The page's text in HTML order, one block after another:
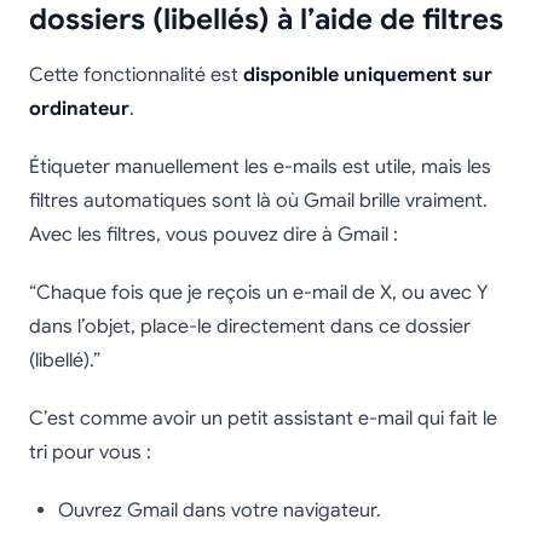
dossiers (libellés) à l’aide de filtres
Cette fonctionnalité est disponible uniquement sur
ordinateur.
Étiqueter manuellement les e-mails est utile, mais les
filtres automatiques sont là où Gmail brille vraiment.
Avec les filtres, vous pouvez dire à Gmail :
“Chaque fois que je reçois un e-mail de X, ou avec Y
dans l’objet, place-le directement dans ce dossier
(libellé).”
C’est comme avoir un petit assistant e-mail qui fait le
tri pour vous :
Ouvrez Gmail dans votre navigateur.